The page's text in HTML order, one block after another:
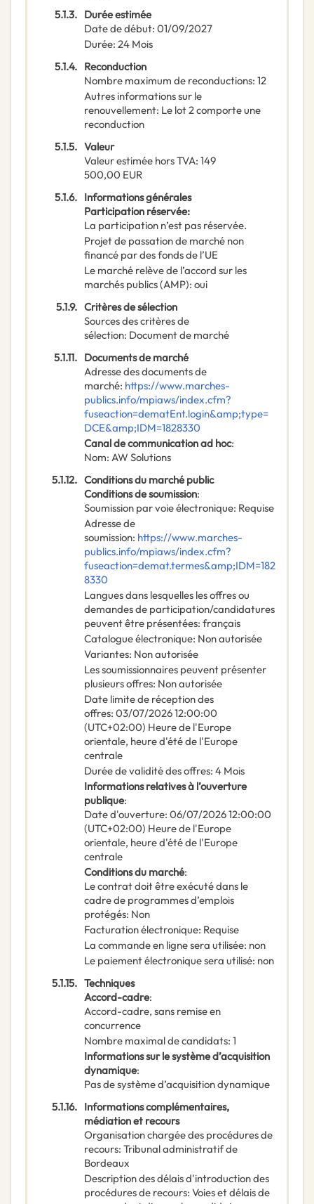
5.1.3. Durée estimée
Date de début: 01/09/2027
Durée: 24 Mois
5.1.4. Reconduction
Nombre maximum de reconductions: 12
Autres informations sur le
renouvellement: Le lot 2 comporte une
reconduction
5.1.5. Valeur
Valeur estimée hors TVA: 149
500,00 EUR
5.1.6. Informations générales
Participation réservée:
La participation n’est pas réservée.
Projet de passation de marché non
financé par des fonds de l’UE
Le marché relève de l’accord sur les
marchés publics (AMP): oui
5.1.9. Critères de sélection
Sources des critères de
sélection: Document de marché
5.1.11. Documents de marché
Adresse des documents de
marché: https://www.marches-
publics.info/mpiaws/index.cfm?
fuseaction=dematEnt.login&amp;type=
DCE&amp;IDM=1828330
Canal de communication ad hoc:
Nom: AW Solutions
5.1.12. Conditions du marché public
Conditions de soumission:
Soumission par voie électronique: Requise
Adresse de
soumission: https://www.marches-
publics.info/mpiaws/index.cfm?
fuseaction=demat.termes&amp;IDM=182
8330
Langues dans lesquelles les offres ou
demandes de participation/candidatures
peuvent être présentées: français
Catalogue électronique: Non autorisée
Variantes: Non autorisée
Les soumissionnaires peuvent présenter
plusieurs offres: Non autorisée
Date limite de réception des
offres: 03/07/202612:00:00
(UTC+02:00) Heure de l'Europe
orientale, heure d'été de l'Europe
centrale
Durée de validité des offres: 4 Mois
Informations relatives à l’ouverture
publique:
Date d'ouverture: 06/07/202612:00:00
(UTC+02:00) Heure de l'Europe
orientale, heure d'été de l'Europe
centrale
Conditions du marché:
Le contrat doit être exécuté dans le
cadre de programmes d’emplois
protégés: Non
Facturation électronique: Requise
La commande en ligne sera utilisée: non
Le paiement électronique sera utilisé: non
5.1.15. Techniques
Accord-cadre:
Accord-cadre, sans remise en
concurrence
Nombre maximal de candidats: 1
Informations sur le système d’acquisition
dynamique:
Pas de système d’acquisition dynamique
5.1.16. Informations complémentaires,
médiation et recours
Organisation chargée des procédures de
recours: Tribunal administratif de
Bordeaux
Description des délais d'introduction des
procédures de recours: Voies et délais de